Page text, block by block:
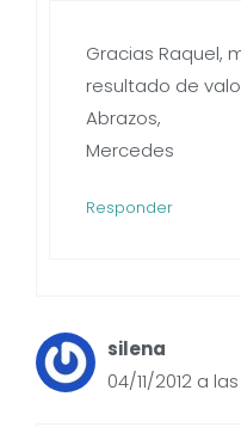
Gracias Raquel,
resultado de
Abrazos,
Mercedes
Responder
silena
04/11/2012 a